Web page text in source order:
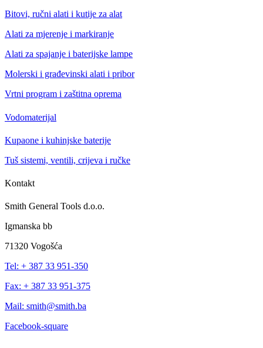
Bitovi, ručni alati i kutije za alat
Alati za mjerenje i markiranje
Alati za spajanje i baterijske lampe
Molerski i građevinski alati i pribor
Vrtni program i zaštitna oprema
Vodomaterijal
Kupaone i kuhinjske baterije
Tuš sistemi, ventili, crijeva i ručke
Kontakt
Smith General Tools d.o.o.
Igmanska bb
71320 Vogošća
Tel: + 387 33 951-350
Fax: + 387 33 951-375
Mail: smith@smith.ba
Facebook-square